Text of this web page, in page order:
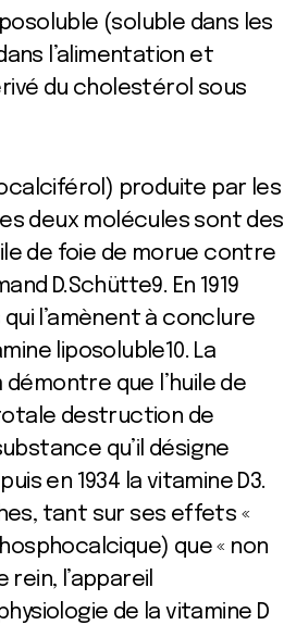
(soluble dans les
l’alimentation et
du cholestérol sous
produite par les
deux molécules sont des
de foie de morue contre
D.Schütte9. En 1919
l’amènent à conclure
liposoluble10. La
démontre que l’huile de
destruction de
qu’il désigne
en 1934 la vitamine D3.
tant sur ses effets «
que « non
l’appareil
de la vitamine D